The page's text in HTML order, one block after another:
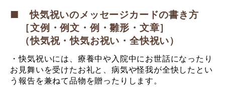
■ 快気祝いのメッセージカードの書き方
［文例・例文・例・雛形・文章］
（快気祝・快気お祝い・全快祝い）
・快気祝いには、療養中や入院中にお世話になったり
お見舞いを受けたお礼と、病気や怪我が全快したとい
う報告を兼ねて品物を贈ったりします。